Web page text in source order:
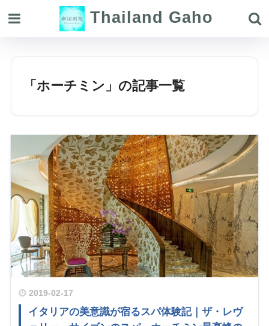
Thailand Gaho
「ホーチミン」の記事一覧
2019-02-17
イタリアの美意識が宿るスパ体験記｜ザ・レヴ